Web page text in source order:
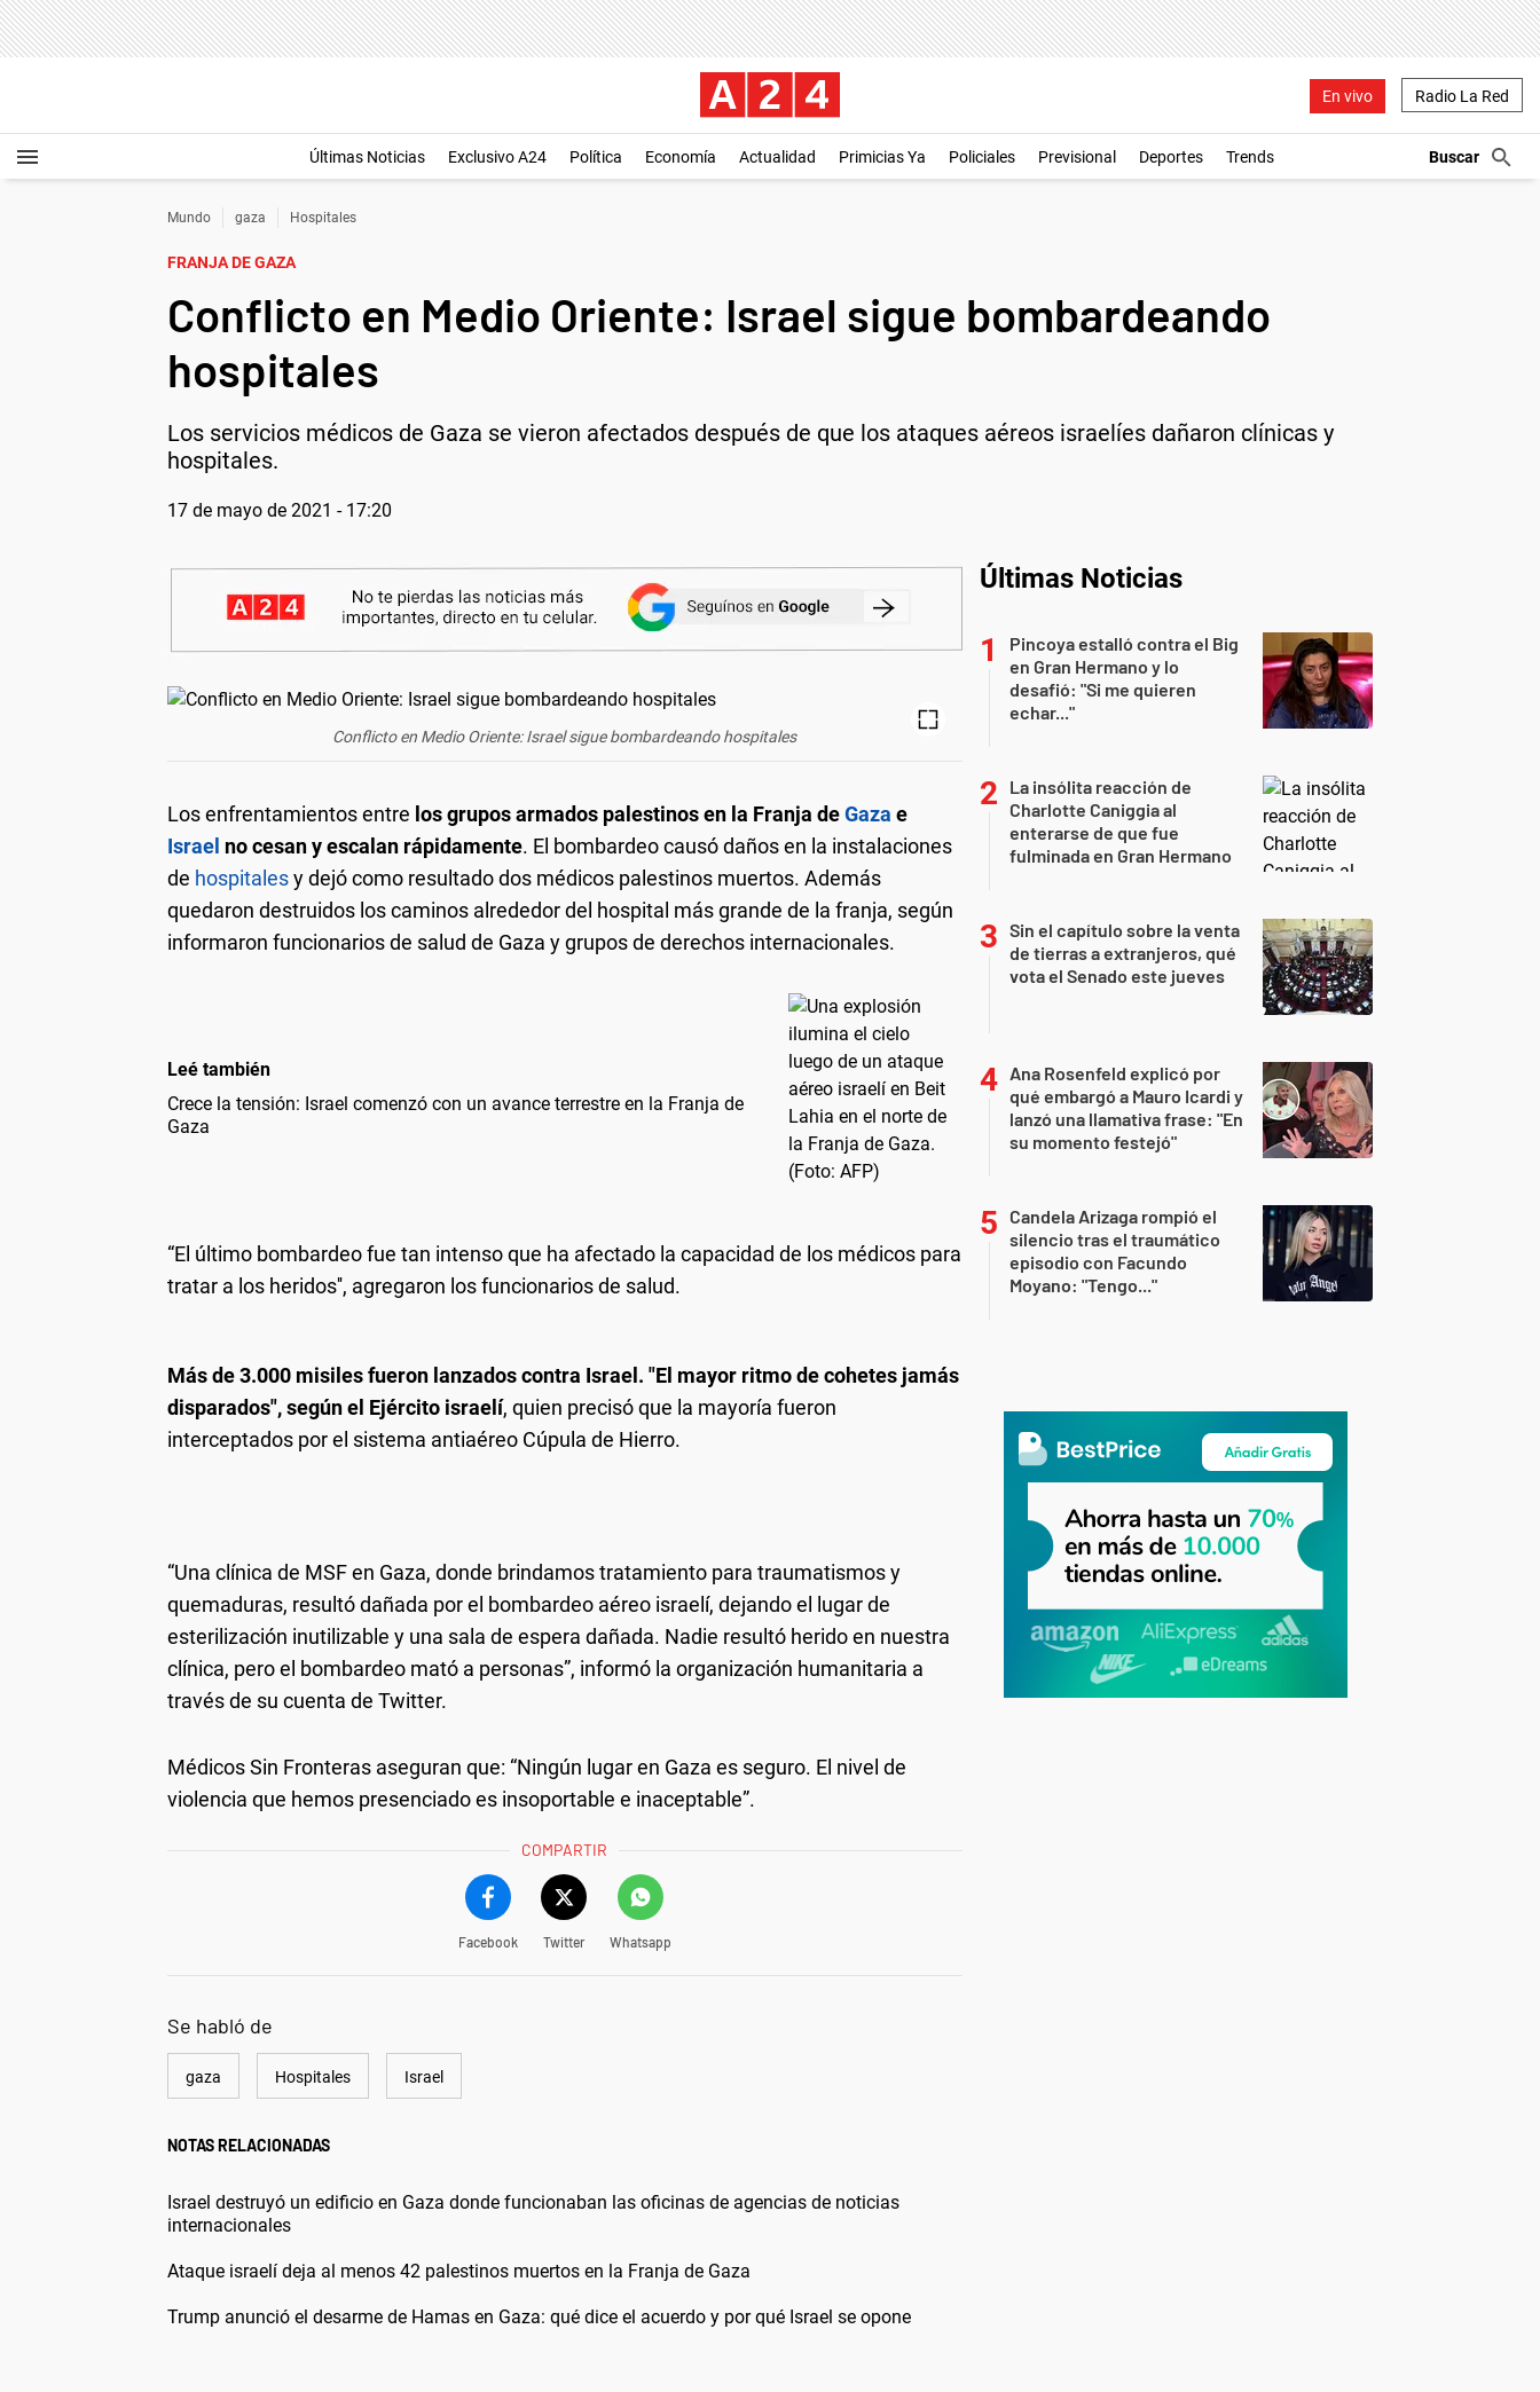
En vivo Radio La Red
Últimas Noticias Exclusivo A24 Política Economía Actualidad Primicias Ya Policiales Previsional Deportes Trends
Mundo gaza Hospitales
FRANJA DE GAZA
Conflicto en Medio Oriente: Israel sigue bombardeando
hospitales
Los servicios médicos de Gaza se vieron afectados después de que los ataques aéreos israelíes dañaron clínicas y
hospitales.
17 de mayo de 2021 - 17:20
Conflicto en Medio Oriente: Israel sigue bombardeando hospitales
Los enfrentamientos entre los grupos armados palestinos en la Franja deGaza e
Israel no cesan y escalan rápidamente. El bombardeo causó daños en la instalaciones
de hospitalesy dejó como resultado dos médicos palestinos muertos. Además
quedaron destruidos los caminos alrededor del hospital más grande de la franja, según
informaron funcionarios de salud de Gaza y grupos de derechos internacionales.
Leé también
Crece la tensión: Israel comenzó con un avance terrestre en la Franja de
Gaza
“El último bombardeo fue tan intenso que ha afectado la capacidad de los médicos para
tratar a los heridos'', agregaron los funcionarios de salud.
Más de 3.000 misiles fueron lanzados contra Israel. "El mayor ritmo de cohetes jamás
disparados", según el Ejército israelí, quien precisó que la mayoría fueron
interceptados por el sistema antiaéreo Cúpula de Hierro.
“Una clínica de MSF en Gaza, donde brindamos tratamiento para traumatismos y
quemaduras, resultó dañada por el bombardeo aéreo israelí, dejando el lugar de
esterilización inutilizable y una sala de espera dañada. Nadie resultó herido en nuestra
clínica, pero el bombardeo mató a personas”, informó la organización humanitaria a
través de su cuenta de Twitter.
Médicos Sin Fronteras aseguran que: “Ningún lugar en Gaza es seguro. El nivel de
violencia que hemos presenciado es insoportable e inaceptable”.
COMPARTIR
Facebook Twitter Whatsapp
Se habló de
gaza Hospitales Israel
NOTAS RELACIONADAS
Israel destruyó un edificio en Gaza donde funcionaban las oficinas de agencias de noticias
internacionales
Ataque israelí deja al menos 42 palestinos muertos en la Franja de Gaza
Trump anunció el desarme de Hamas en Gaza: qué dice el acuerdo y por qué Israel se opone
Últimas Noticias
Pincoya estalló contra el Big
en Gran Hermano y lo
desafió: "Si me quieren
echar..."
La insólita reacción de
Charlotte Caniggia al
enterarse de que fue
fulminada en Gran Hermano
Sin el capítulo sobre la venta
de tierras a extranjeros, qué
vota el Senado este jueves
Ana Rosenfeld explicó por
qué embargó a Mauro Icardi y
lanzó una llamativa frase: "En
su momento festejó"
Candela Arizaga rompió el
silencio tras el traumático
episodio con Facundo
Moyano: "Tengo..."